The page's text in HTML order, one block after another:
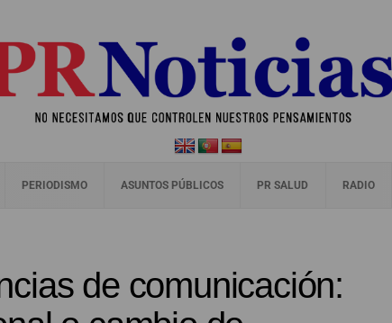
PERIODISMO ASUNTOS PÚBLICOS PR SALUD RADIO
de comunicación: